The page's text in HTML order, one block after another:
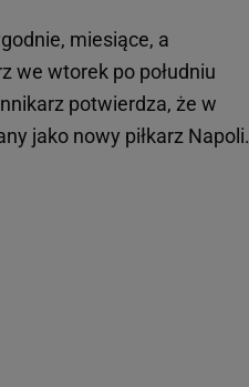
miesiące, a
we wtorek po południu
potwierdza, że w
jako nowy piłkarz Napoli.